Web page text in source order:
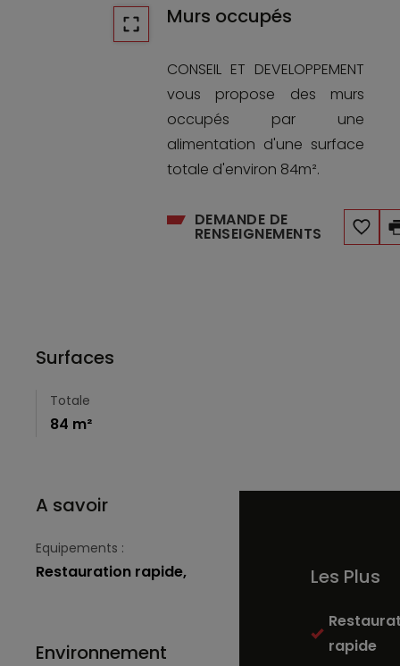
Murs occupés
CONSEIL ET DEVELOPPEMENT
vous propose des murs
occupés par une
alimentation d'une surface
totale d'environ 84m².
DEMANDE DE
RENSEIGNEMENTS
Surfaces
Totale
84 m²
Les Plus
rapide
A savoir
Equipements :
Restauration rapide,
Environnement